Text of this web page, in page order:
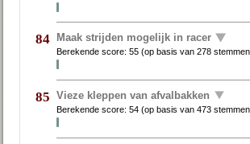
84 Maak strijden mogelijk in racer
Berekende score:55 (op basis van278 stemmen
85 Vieze kleppen van afvalbakken
Berekende score:54 (op basis van473 stemmen